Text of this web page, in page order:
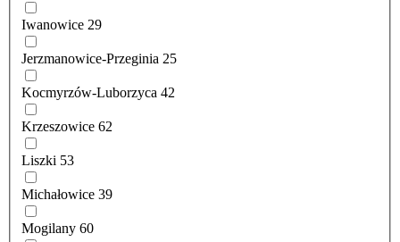
Iwanowice 29
Jerzmanowice-Przeginia 25
Kocmyrzów-Luborzyca 42
Krzeszowice 62
Liszki 53
Michałowice 39
Mogilany 60